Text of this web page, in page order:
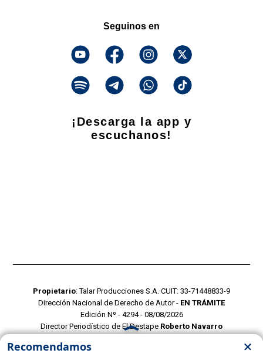
Seguinos en
¡Descarga la app y
escuchanos!
Propietario: Talar Producciones S.A. CUIT: 33-71448833-9
Dirección Nacional de Derecho de Autor - EN TRÁMITE
Edición Nº - 4294 - 08/08/2026
Director Periodístico de El Destape Roberto Navarro